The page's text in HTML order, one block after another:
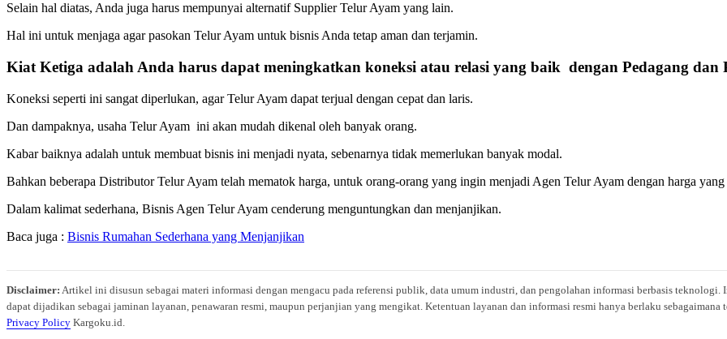
Selain hal diatas, Anda juga harus mempunyai alternatif Supplier Telur Ayam yang lain.
Hal ini untuk menjaga agar pasokan Telur Ayam untuk bisnis Anda tetap aman dan terjamin.
Kiat Ketiga adalah Anda harus dapat meningkatkan koneksi atau relasi yang baik dengan Pedagang dan
Koneksi seperti ini sangat diperlukan, agar Telur Ayam dapat terjual dengan cepat dan laris.
Dan dampaknya, usaha Telur Ayam ini akan mudah dikenal oleh banyak orang.
Kabar baiknya adalah untuk membuat bisnis ini menjadi nyata, sebenarnya tidak memerlukan banyak modal.
Bahkan beberapa Distributor Telur Ayam telah mematok harga, untuk orang-orang yang ingin menjadi Agen Telur Ayam dengan harga yang
Dalam kalimat sederhana, Bisnis Agen Telur Ayam cenderung menguntungkan dan menjanjikan.
Baca juga : Bisnis Rumahan Sederhana yang Menjanjikan
Disclaimer: Artikel ini disusun sebagai materi informasi dengan mengacu pada referensi publik, data umum industri, dan pengolahan informasi berbasis
dapat dijadikan sebagai jaminan layanan, penawaran resmi, maupun perjanjian yang mengikat. Ketentuan layanan dan informasi resmi hanya berlaku
Privacy Policy Kargoku.id.